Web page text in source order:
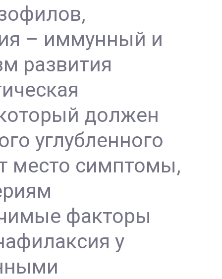
– иммунный и
развития
должен
углубленного
место симптомы,
факторы
у